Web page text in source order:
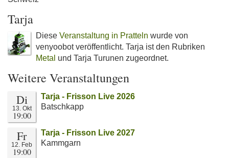
Tarja
Diese Veranstaltung in Pratteln wurde von
venyoobot veröffentlicht. Tarja ist den Rubriken
Metal und Tarja Turunen zugeordnet.
Weitere Veranstaltungen
Di
13. Okt
19:00
Tarja - Frisson Live 2026
Batschkapp
Fr
12. Feb
19:00
Tarja - Frisson Live 2027
Kammgarn